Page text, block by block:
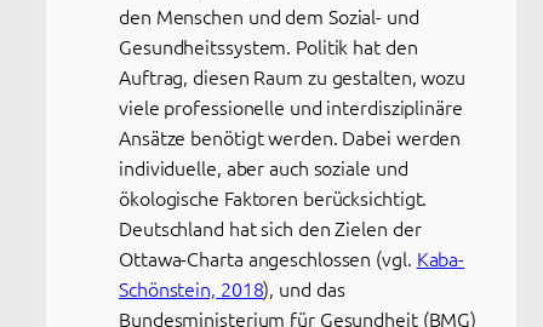
den Menschen und dem Sozial- und
Gesundheitssystem. Politik hat den
Auftrag, diesen Raum zu gestalten, wozu
viele professionelle und interdisziplinäre
Ansätze benötigt werden. Dabei werden
individuelle, aber auch soziale und
ökologische Faktoren berücksichtigt.
Deutschland hat sich den Zielen der
Ottawa-Charta angeschlossen (vgl. Kaba-
Schönstein, 2018), und das
Bundesministerium für Gesundheit (BMG)